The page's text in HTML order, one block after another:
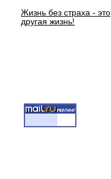
Жизнь без страха - это
другая жизнь!